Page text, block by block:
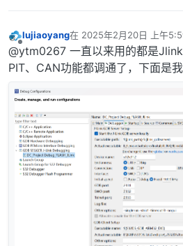
离线
lujiaoyang在 2025年2月20日 上午
最后由 编辑
@ytm0267 一直以来用的都是Jlink
PIT、CAN功能都调通了，下面是